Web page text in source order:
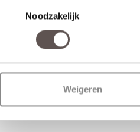
Noodzakelijk
Weigeren